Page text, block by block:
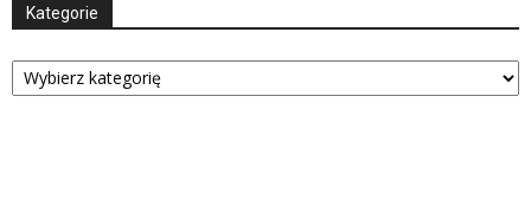
Kategorie
Kategorie